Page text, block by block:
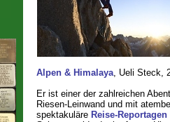
Alpen & Himalaya, Ueli Steck,
Er ist einer der zahlreichen
Riesen-Leinwand und mit
spektakuläre Reise-Reportagen